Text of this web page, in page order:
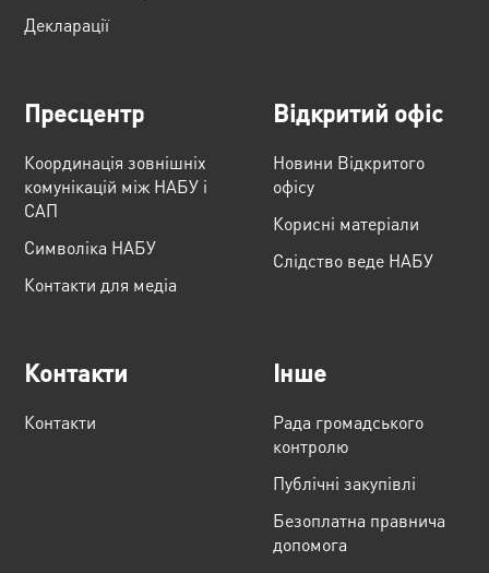
Декларації
Пресцентр
Координація зовнішніх
комунікацій між НАБУ і
САП
Cимволіка НАБУ
Контакти для медіа
Відкритий офіс
Новини Відкритого
офісу
Корисні матеріали
Слідство веде НАБУ
Контакти
Контакти
Інше
Рада громадського
контролю
Публічні закупівлі
Безоплатна правнича
допомога